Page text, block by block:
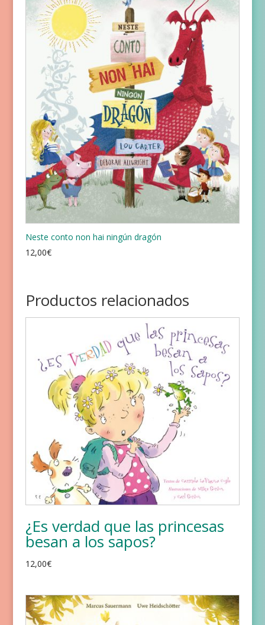
Neste conto non hai ningún dragón
12,00€
Productos relacionados
¿Es verdad que las princesas
besan a los sapos?
12,00€